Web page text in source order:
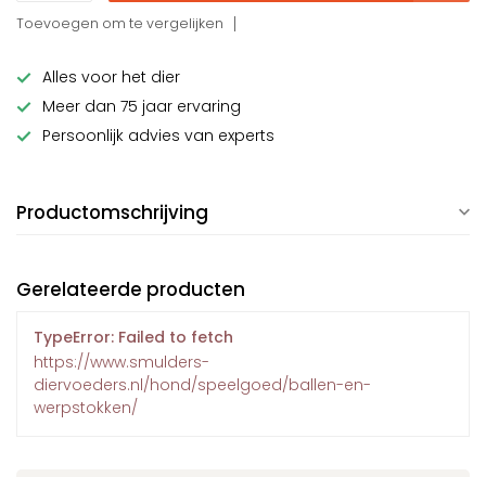
Toevoegen om te vergelijken
Alles voor het dier
Meer dan 75 jaar ervaring
Persoonlijk advies van experts
Productomschrijving
Gerelateerde producten
TypeError: Failed to fetch
https://www.smulders-
diervoeders.nl/hond/speelgoed/ballen-en-
werpstokken/